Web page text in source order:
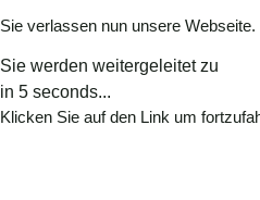
Sie verlassen nun unsere Webseite.
Sie werden weitergeleitet zu
in 5 seconds...
Klicken Sie auf den Link um